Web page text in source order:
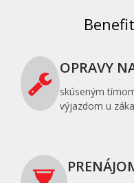
OPRAVY
skúseným
výjazdom u